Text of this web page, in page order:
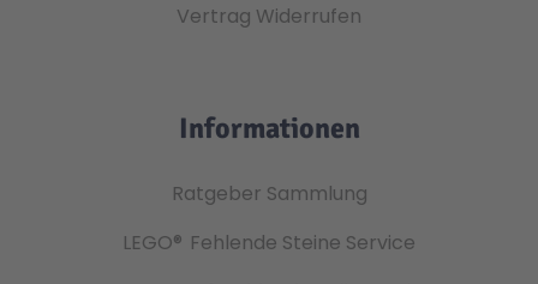
Vertrag Widerrufen
Informationen
Ratgeber Sammlung
LEGO® Fehlende Steine Service